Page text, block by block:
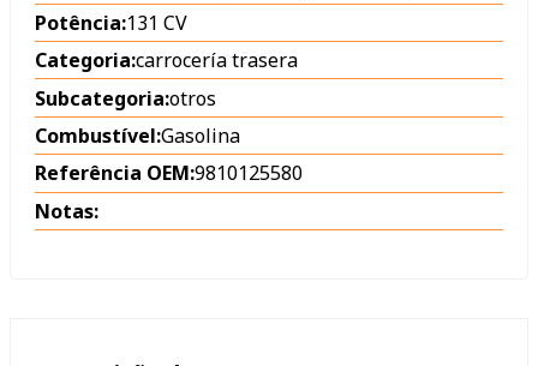
Potência:131 CV
Categoria:carrocería trasera
Subcategoria:otros
Combustível:Gasolina
Referência OEM:9810125580
Notas: